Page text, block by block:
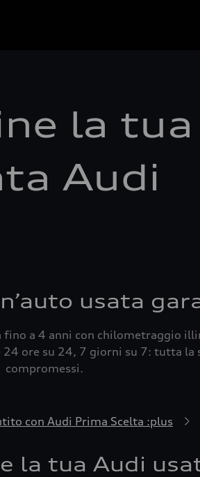
la
Audi
usata
fino a 4 anni con chilometraggio
ore su 24, 7 giorni su 7: tutta la
compromessi.
con Audi Prima Scelta :plus
la tua Audi